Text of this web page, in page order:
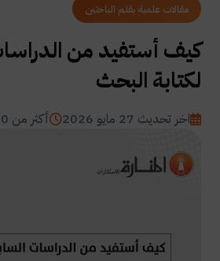
مقالات علمية بقلم الباحثين
كيف أستفيد من
لكتابة البحث
اخر تحديث 27 مايو 2026 أكثر من 10 دقائق قراءة